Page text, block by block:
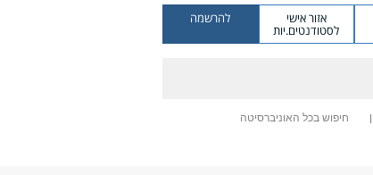
אזור אישי
לסטודנטים.יות
להרשמה
חיפוש בכל האוניברסיטה